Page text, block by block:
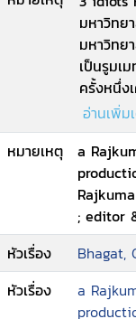
eye of
sights
for all.
มหาวิทย
มหาวิทย
เป็นรูมเ
ครั้งหนึ่ง
ใครประสบ
ไปในสมั
หน้าของอินเดีย ราจูและฟาร
ฐานะยา
รานใฝ่ฝั
ต้องการ
ระดับฐา
พ่อป่วยห
จ่ายค่าสินสอด รานโชเป็นตั
ครอบครั
อ่านเพิ่ม
หมายเหตุ
a
; editor
หัวเรื่อง
Bhagat,
หัวเรื่อง
a